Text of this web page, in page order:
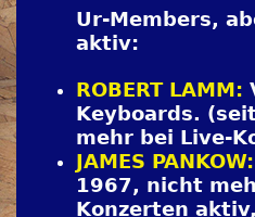
Ur-Members,
aktiv:
ROBERT LAMM:
Keyboards.
mehr bei Live-
JAMES PANKOW:
1967, nicht
Konzerten